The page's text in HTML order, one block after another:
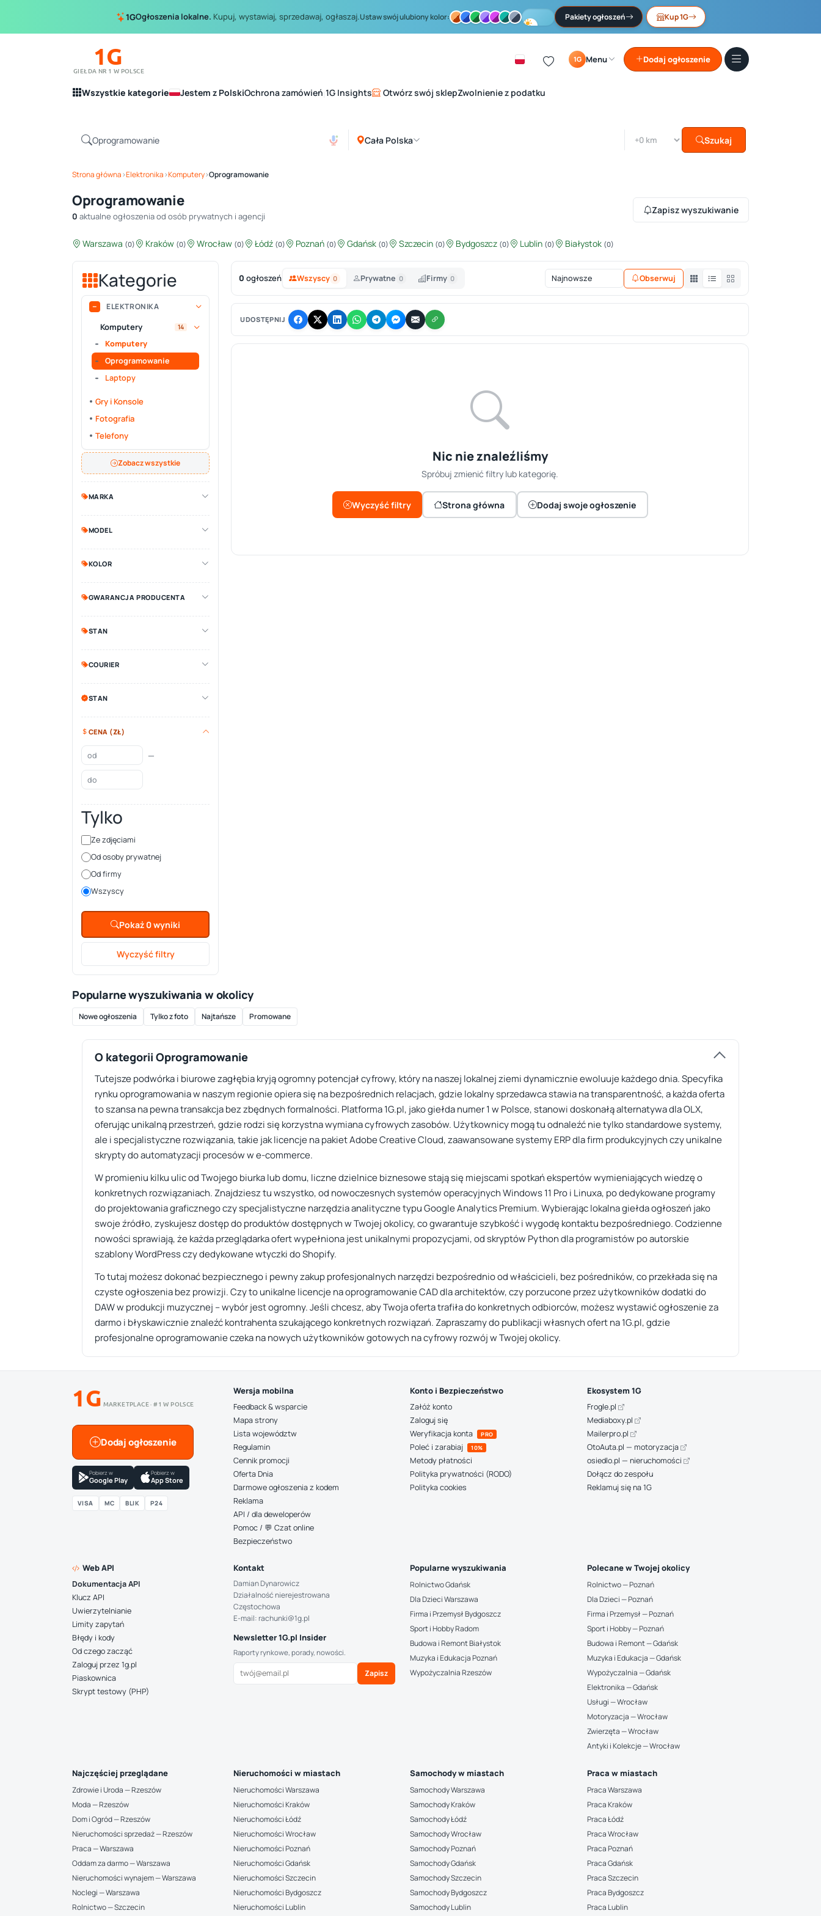
1GOgłoszenia lokalne. Kupuj, wystawiaj, sprzedawaj, ogłaszaj.Ustaw swój ulubiony kolor: Pakiety ogłoszeń Kup 1G
1G
GIEŁDA NR 1 W POLSCE
1G Menu Dodaj ogłoszenie
Wszystkie kategorie Jestem z PolskiOchrona zamówień 1G Insights Otwórz swój sklepZwolnienie z podatku
Cała Polska Szukaj
Strona główna›Elektronika›Komputery›Oprogramowanie
Oprogramowanie
0 aktualne ogłoszenia od osób prywatnych i agencji
Zapisz wyszukiwanie
Warszawa (0) Kraków (0) Wrocław (0) Łódź (0) Poznań (0) Gdańsk (0) Szczecin (0) Bydgoszcz (0) Lublin (0) Białystok (0)
Kategorie
ELEKTRONIKA
Komputery 14
Komputery
Oprogramowanie
Laptopy
Gry i Konsole
Fotografia
Telefony
Zobacz wszystkie
MARKA
MODEL
KOLOR
GWARANCJA PRODUCENTA
STAN
COURIER
STAN
CENA (ZŁ)
—
Tylko
Ze zdjęciami
Od osoby prywatnej
Od firmy
Wszyscy
Pokaż 0 wyniki
Wyczyść filtry
0 ogłoszeń Wszyscy 0 Prywatne 0 Firmy 0 Obserwuj
UDOSTĘPNIJ
Nic nie znaleźliśmy
Spróbuj zmienić filtry lub kategorię.
Wyczyść filtry Strona główna Dodaj swoje ogłoszenie
Popularne wyszukiwania w okolicy
Nowe ogłoszenia Tylko z foto Najtańsze Promowane
O kategorii Oprogramowanie
Tutejsze podwórka i biurowe zagłębia kryją ogromny potencjał cyfrowy, który na naszej lokalnej ziemi dynamicznie ewoluuje każdego dnia. Specyfika
rynku oprogramowania w naszym regionie opiera się na bezpośrednich relacjach, gdzie lokalny sprzedawca stawia na transparentność, a każda oferta
to szansa na pewna transakcja bez zbędnych formalności. Platforma 1G.pl, jako giełda numer 1 w Polsce, stanowi doskonałą alternatywa dla OLX,
oferując unikalną przestrzeń, gdzie rodzi się korzystna wymiana cyfrowych zasobów. Użytkownicy mogą tu odnaleźć nie tylko standardowe systemy,
ale i specjalistyczne rozwiązania, takie jak licencje na pakiet Adobe Creative Cloud, zaawansowane systemy ERP dla firm produkcyjnych czy unikalne
skrypty do automatyzacji procesów w e-commerce.
W promieniu kilku ulic od Twojego biurka lub domu, liczne dzielnice biznesowe stają się miejscami spotkań ekspertów wymieniających wiedzę o
konkretnych rozwiązaniach. Znajdziesz tu wszystko, od nowoczesnych systemów operacyjnych Windows 11 Pro i Linuxa, po dedykowane programy
do projektowania graficznego czy specjalistyczne narzędzia analityczne typu Google Analytics Premium. Wybierając lokalna giełda ogłoszeń jako
swoje źródło, zyskujesz dostęp do produktów dostępnych w Twojej okolicy, co gwarantuje szybkość i wygodę kontaktu bezpośredniego. Codzienne
nowości sprawiają, że każda przeglądarka ofert wypełniona jest unikalnymi propozycjami, od skryptów Python dla programistów po autorskie
szablony WordPress czy dedykowane wtyczki do Shopify.
To tutaj możesz dokonać bezpiecznego i pewny zakup profesjonalnych narzędzi bezpośrednio od właścicieli, bez pośredników, co przekłada się na
czyste ogłoszenia bez prowizji. Czy to unikalne licencje na oprogramowanie CAD dla architektów, czy porzucone przez użytkowników dodatki do
DAW w produkcji muzycznej – wybór jest ogromny. Jeśli chcesz, aby Twoja oferta trafiła do konkretnych odbiorców, możesz wystawić ogłoszenie za
darmo i błyskawicznie znaleźć kontrahenta szukającego konkretnych rozwiązań. Zapraszamy do publikacji własnych ofert na 1G.pl, gdzie
profesjonalne oprogramowanie czeka na nowych użytkowników gotowych na cyfrowy rozwój w Twojej okolicy.
1G MARKETPLACE · #1 W POLSCE
Dodaj ogłoszenie
Pobierz w
Google Play
Pobierz w
App Store
VISA MC BLIK P24
Wersja mobilna
Feedback & wsparcie
Mapa strony
Lista województw
Regulamin
Cennik promocji
Oferta Dnia
Darmowe ogłoszenia z kodem
Reklama
API / dla deweloperów
Pomoc / 💬 Czat online
Bezpieczeństwo
Konto i Bezpieczeństwo
Załóż konto
Zaloguj się
Weryfikacja konta
PRO
Poleć i zarabiaj 10%
Metody płatności
Polityka prywatności (RODO)
Polityka cookies
Ekosystem 1G
Frogle.pl
Mediaboxy.pl
Mailerpro.pl
OtoAuta.pl — motoryzacja
osiedlo.pl — nieruchomości
Dołącz do zespołu
Reklamuj się na 1G
Web API
Dokumentacja API
Klucz API
Uwierzytelnianie
Limity zapytań
Błędy i kody
Od czego zacząć
Zaloguj przez 1g.pl
Piaskownica
Skrypt testowy (PHP)
Kontakt
Damian Dynarowicz
Działalność nierejestrowana
Częstochowa
E-mail: rachunki@1g.pl
Newsletter 1G.pl Insider
Raporty rynkowe, porady, nowości.
Zapisz
Popularne wyszukiwania
Rolnictwo Gdańsk
Dla Dzieci Warszawa
Firma i Przemysł Bydgoszcz
Sport i Hobby Radom
Budowa i Remont Białystok
Muzyka i Edukacja Poznań
Wypożyczalnia Rzeszów
Polecane w Twojej okolicy
Rolnictwo — Poznań
Dla Dzieci — Poznań
Firma i Przemysł — Poznań
Sport i Hobby — Poznań
Budowa i Remont — Gdańsk
Muzyka i Edukacja — Gdańsk
Wypożyczalnia — Gdańsk
Elektronika — Gdańsk
Usługi — Wrocław
Motoryzacja — Wrocław
Zwierzęta — Wrocław
Antyki i Kolekcje — Wrocław
Najczęściej przeglądane
Zdrowie i Uroda — Rzeszów
Moda — Rzeszów
Dom i Ogród — Rzeszów
Nieruchomości sprzedaż — Rzeszów
Praca — Warszawa
Oddam za darmo — Warszawa
Nieruchomości wynajem — Warszawa
Noclegi — Warszawa
Rolnictwo — Szczecin
Nieruchomości w miastach
Nieruchomości Warszawa
Nieruchomości Kraków
Nieruchomości Łódź
Nieruchomości Wrocław
Nieruchomości Poznań
Nieruchomości Gdańsk
Nieruchomości Szczecin
Nieruchomości Bydgoszcz
Nieruchomości Lublin
Samochody w miastach
Samochody Warszawa
Samochody Kraków
Samochody Łódź
Samochody Wrocław
Samochody Poznań
Samochody Gdańsk
Samochody Szczecin
Samochody Bydgoszcz
Samochody Lublin
Praca w miastach
Praca Warszawa
Praca Kraków
Praca Łódź
Praca Wrocław
Praca Poznań
Praca Gdańsk
Praca Szczecin
Praca Bydgoszcz
Praca Lublin